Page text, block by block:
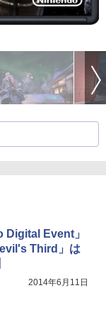
Digital Event」
Third」は
2014年6月11日